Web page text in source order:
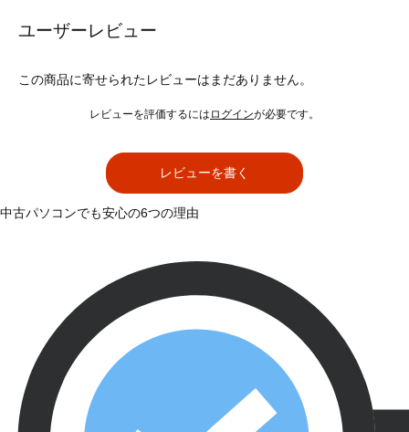
ユーザーレビュー
この商品に寄せられたレビューはまだありません。
レビューを評価するには ログインが必要です。
レビューを書く
中古パソコンでも安心の6つの理由